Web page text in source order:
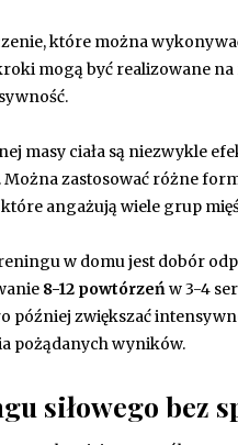
które można
mogą być realizowane
masy ciała są niezwykle
zastosować różne
które angażują wiele grup
w domu jest dobór
8-12 powtórzeńw 3-4
później zwiększać
pożądanych wyników.
siłowego bez